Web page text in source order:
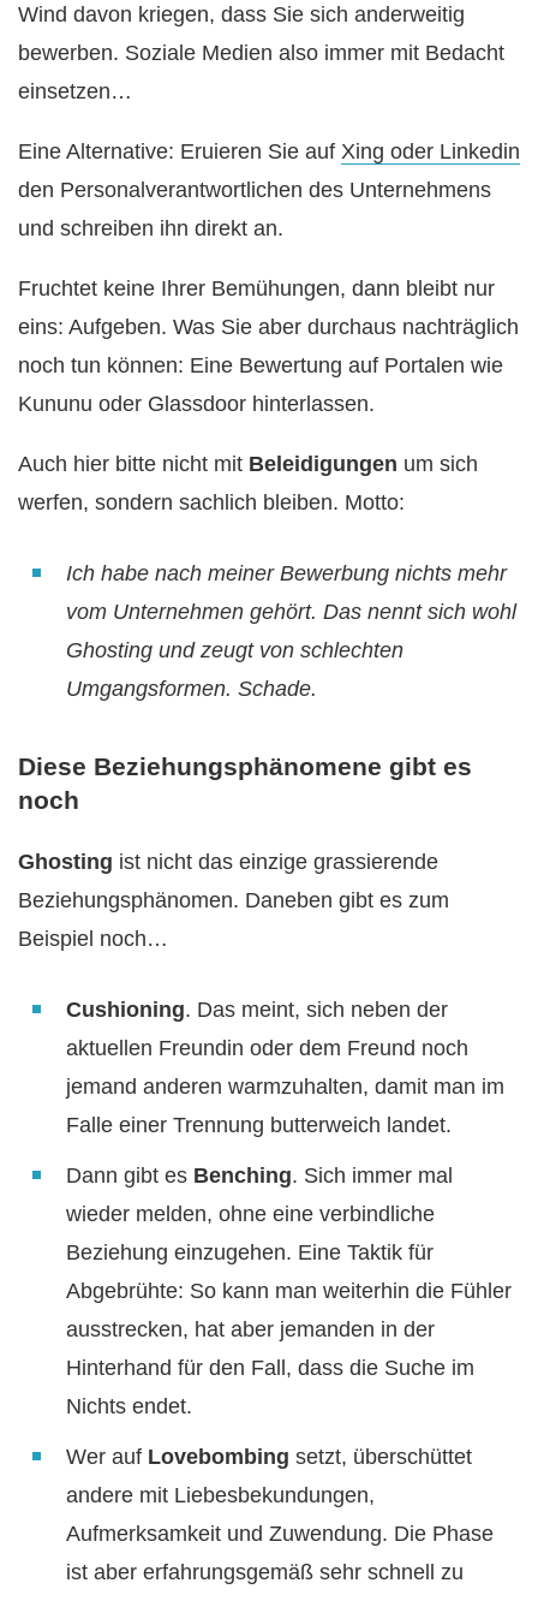
Wind davon kriegen, dass Sie sich anderweitig
bewerben. Soziale Medien also immer mit Bedacht
einsetzen…
Eine Alternative: Eruieren Sie auf Xing oder Linkedin
den Personalverantwortlichen des Unternehmens
und schreiben ihn direkt an.
Fruchtet keine Ihrer Bemühungen, dann bleibt nur
eins: Aufgeben. Was Sie aber durchaus nachträglich
noch tun können: Eine Bewertung auf Portalen wie
Kununu oder Glassdoor hinterlassen.
Auch hier bitte nicht mit Beleidigungen um sich
werfen, sondern sachlich bleiben. Motto:
Ich habe nach meiner Bewerbung nichts mehr
vom Unternehmen gehört. Das nennt sich wohl
Ghosting und zeugt von schlechten
Umgangsformen. Schade.
Diese Beziehungsphänomene gibt es
noch
Ghosting ist nicht das einzige grassierende
Beziehungsphänomen. Daneben gibt es zum
Beispiel noch…
Cushioning. Das meint, sich neben der
aktuellen Freundin oder dem Freund noch
jemand anderen warmzuhalten, damit man im
Falle einer Trennung butterweich landet.
Dann gibt es Benching. Sich immer mal
wieder melden, ohne eine verbindliche
Beziehung einzugehen. Eine Taktik für
Abgebrühte: So kann man weiterhin die Fühler
ausstrecken, hat aber jemanden in der
Hinterhand für den Fall, dass die Suche im
Nichts endet.
Wer auf Lovebombing setzt, überschüttet
andere mit Liebesbekundungen,
Aufmerksamkeit und Zuwendung. Die Phase
ist aber erfahrungsgemäß sehr schnell zu